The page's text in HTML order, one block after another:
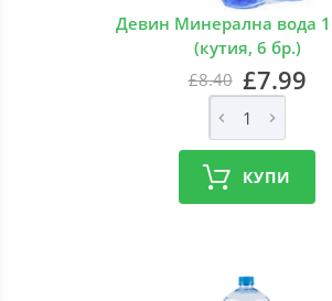
Девин Минерална вода
(кутия, 6 бр.)
£8.40 £7.99
КУПИ